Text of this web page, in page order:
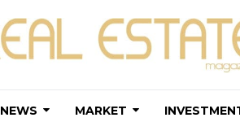
NEWS MARKET